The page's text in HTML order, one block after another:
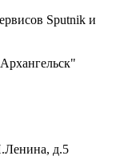
Sputnik и
д.5